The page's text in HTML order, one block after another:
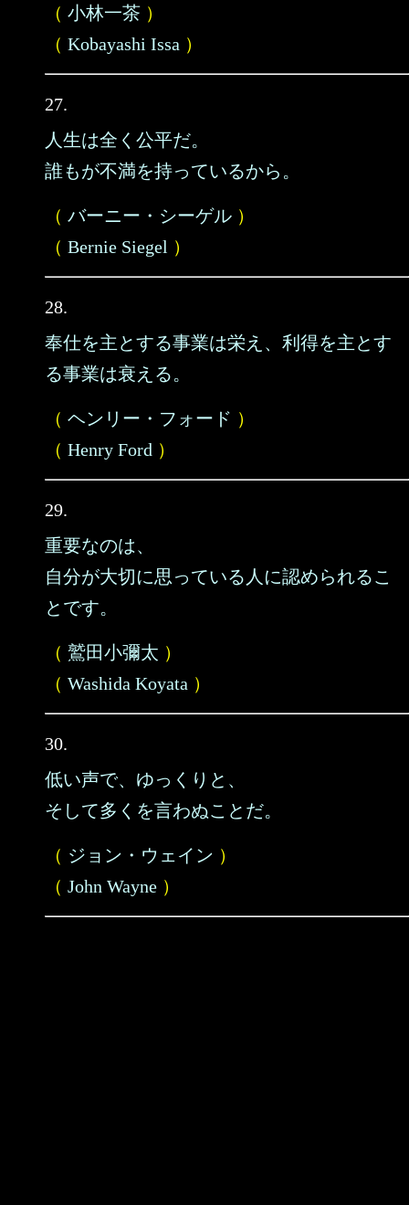
（ 小林一茶 ）
（ Kobayashi Issa ）
27.
人生は全く公平だ。
誰もが不満を持っているから。
（ バーニー・シーゲル ）
（ Bernie Siegel ）
28.
奉仕を主とする事業は栄え、利得を主とす
る事業は衰える。
（ ヘンリー・フォード ）
（ Henry Ford ）
29.
重要なのは、
自分が大切に思っている人に認められるこ
とです。
（ 鷲田小彌太 ）
（ Washida Koyata ）
30.
低い声で、ゆっくりと、
そして多くを言わぬことだ。
（ ジョン・ウェイン ）
（ John Wayne ）